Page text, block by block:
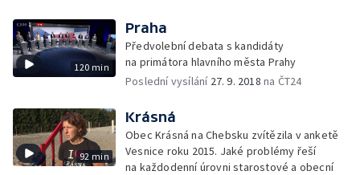
120 min
Praha
Předvolební debata s kandidáty
na primátora hlavního města Prahy
Poslední vysílání 27. 9. 2018 na ČT24
92 min
Krásná
Obec Krásná na Chebsku zvítězila v anketě
Vesnice roku 2015. Jaké problémy řeší
na každodenní úrovni starostové a obecní